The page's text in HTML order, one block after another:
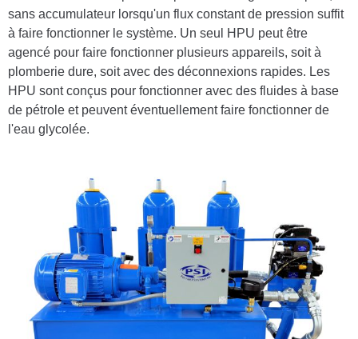
sans accumulateur lorsqu'un flux constant de pression suffit
à faire fonctionner le système. Un seul HPU peut être
agencé pour faire fonctionner plusieurs appareils, soit à
plomberie dure, soit avec des déconnexions rapides. Les
HPU sont conçus pour fonctionner avec des fluides à base
de pétrole et peuvent éventuellement faire fonctionner de
l'eau glycolée.